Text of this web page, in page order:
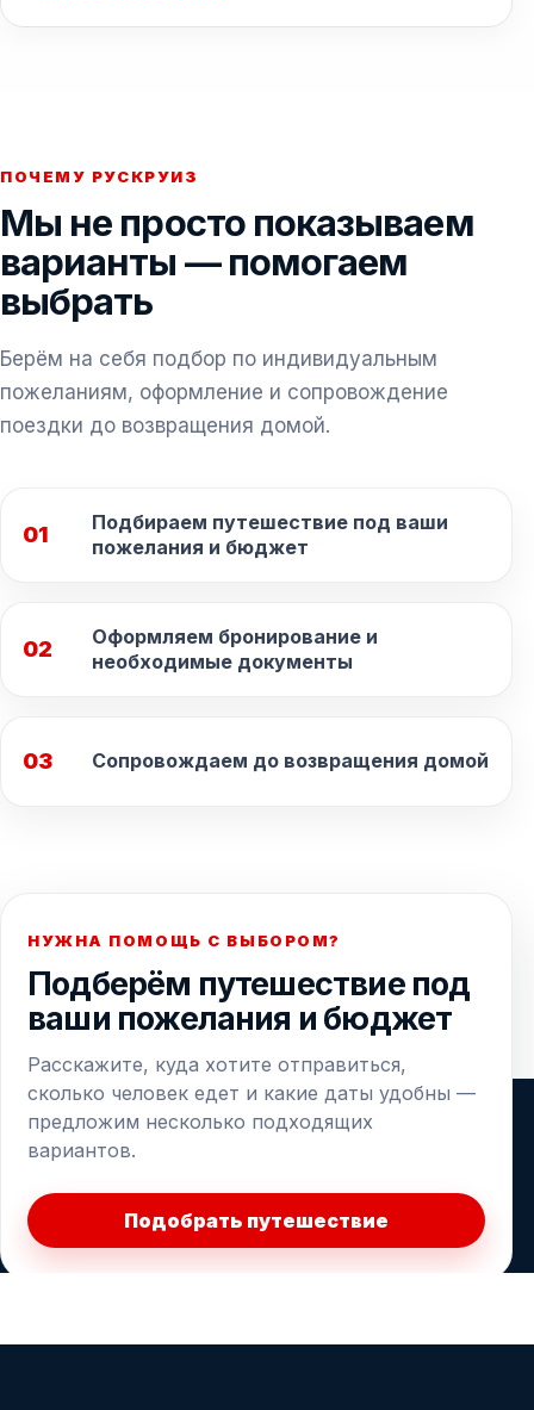
ПОЧЕМУ РУСКРУИЗ
Мы не просто показываем
варианты — помогаем
выбрать
Берём на себя подбор по индивидуальным
пожеланиям, оформление и сопровождение
поездки до возвращения домой.
01
Подбираем путешествие под ваши
пожелания и бюджет
02
Оформляем бронирование и
необходимые документы
03 Сопровождаем до возвращения домой
НУЖНА ПОМОЩЬ С ВЫБОРОМ?
Подберём путешествие под
ваши пожелания и бюджет
Расскажите, куда хотите отправиться,
сколько человек едет и какие даты удобны —
предложим несколько подходящих
вариантов.
Подобрать путешествие